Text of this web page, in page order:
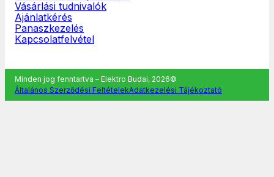
Vásárlási tudnivalók
Ajánlatkérés
Panaszkezelés
Kapcsolatfelvétel
Minden jog fenntartva – Elektro Budai, 2026©
Általános Szerződési FeltételekAdatkezelési Tájékoztató